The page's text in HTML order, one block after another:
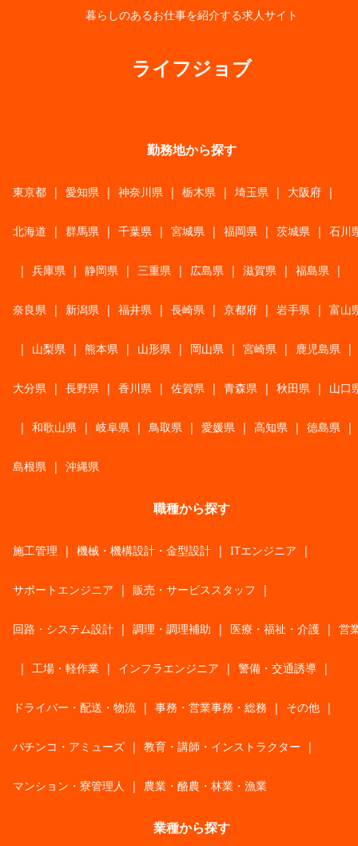
暮らしのあるお仕事を紹介する求人サイト
ライフジョブ
勤務地から探す
東京都 | 愛知県 | 神奈川県 | 栃木県 | 埼玉県 | 大阪府 |
北海道 | 群馬県 | 千葉県 | 宮城県 | 福岡県 | 茨城県 | 石川
| 兵庫県 | 静岡県 | 三重県 | 広島県 | 滋賀県 | 福島県 |
奈良県 | 新潟県 | 福井県 | 長崎県 | 京都府 | 岩手県 | 富山
| 山梨県 | 熊本県 | 山形県 | 岡山県 | 宮崎県 | 鹿児島県 |
大分県 | 長野県 | 香川県 | 佐賀県 | 青森県 | 秋田県 | 山口
| 和歌山県 | 岐阜県 | 鳥取県 | 愛媛県 | 高知県 | 徳島県 |
島根県 | 沖縄県
職種から探す
施工管理 | 機械・機構設計・金型設計 | ITエンジニア |
サポートエンジニア | 販売・サービススタッフ |
回路・システム設計 | 調理・調理補助 | 医療・福祉・介護 | 営
| 工場・軽作業 | インフラエンジニア | 警備・交通誘導 |
ドライバー・配送・物流 | 事務・営業事務・総務 | その他 |
パチンコ・アミューズ | 教育・講師・インストラクター |
マンション・寮管理人 | 農業・酪農・林業・漁業
業種から探す